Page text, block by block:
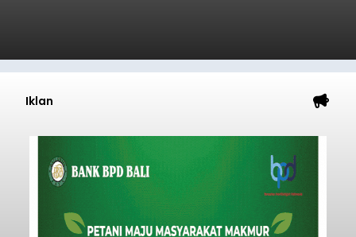
Iklan